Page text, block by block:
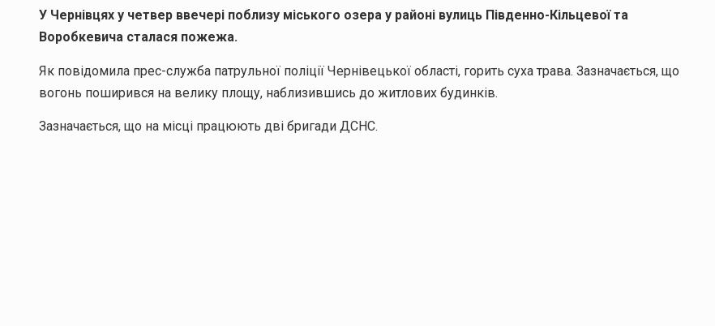
У Чернівцях у четвер ввечері поблизу міського озера у районі вулиць Південно-Кільцевої та
Воробкевича сталася пожежа.
Як повідомила прес-служба патрульної поліції Чернівецької області, горить суха трава. Зазначається, що
вогонь поширився на велику площу, наблизившись до житлових будинків.
Зазначається, що на місці працюють дві бригади ДСНС.